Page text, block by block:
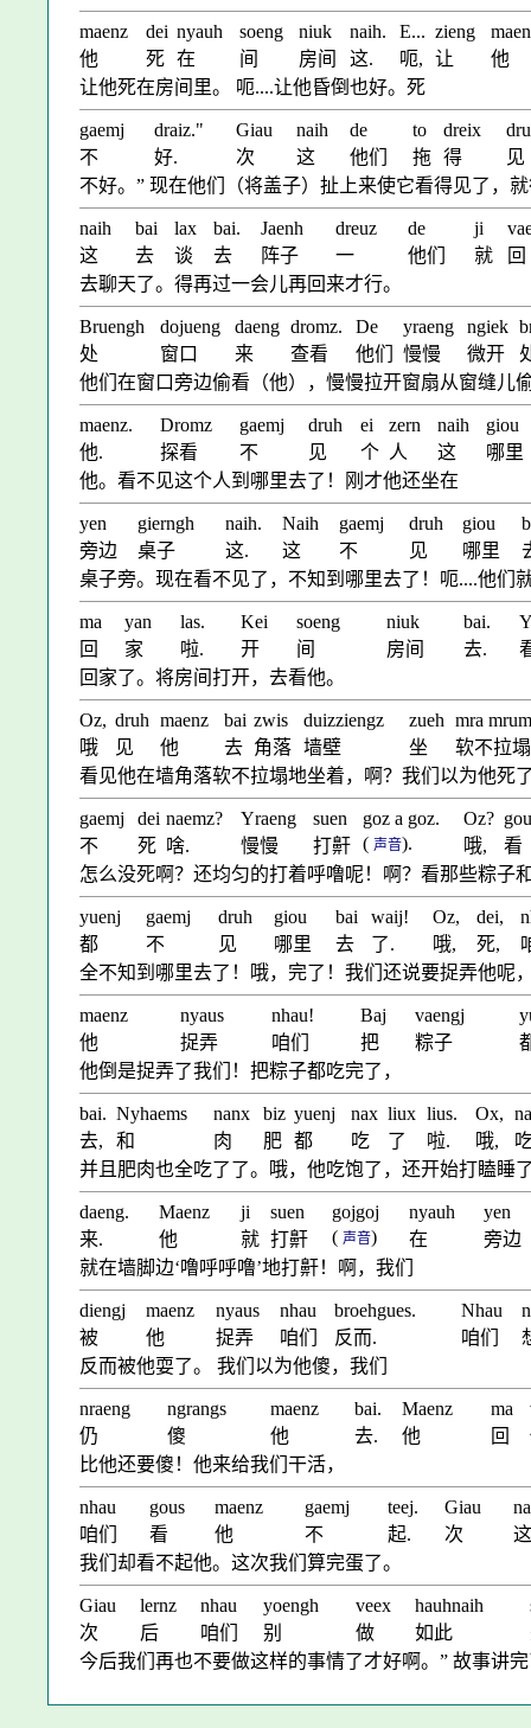
maenz dei nyauh soeng niuk naih. E... zieng
他
死 在 间 房间 这. 呃, 让
他
让他死在房间里。 呃....让他昏倒也好。死
gaemj draiz." Giau naih de to dreix
不
好. 次 这 他们 拖 得
见
不好。” 现在他们（将盖子）扯上来使它看得见了，
naih bai lax bai. Jaenh dreuz de ji
这
去 谈 去 阵子 一 他们 就
回
去聊天了。得再过一会儿再回来才行。
Bruengh dojueng daeng dromz. De yraeng ngiek
处
窗口 来 查看 他们 慢慢 微开
他们在窗口旁边偷看（他），慢慢拉开窗扇从窗缝儿
maenz. Dromz gaemj druh ei zern naih
giou
他.
探看 不 见 个 人 这
哪里
他。看不见这个人到哪里去了！刚才他还坐在
yen gierngh naih. Naih gaemj druh giou
旁边
桌子 这. 这 不 见 哪里
桌子旁。现在看不见了，不知到哪里去了！呃....他们
ma yan las. Kei soeng niuk bai.
回
家 啦. 开 间 房间 去.
回家了。将房间打开，去看他。
Oz, druh maenz bai zwis duizziengz zueh mra
哦
见 他 去 角落 墙壁 坐
软不拉塌
看见他在墙角落软不拉塌地坐着，啊？我们以为他死
gaemj dei naemz? Yraeng suen goz a goz. Oz?
不
死 啥. 慢慢 打鼾 ( 声音). 哦,
看
怎么没死啊？还均匀的打着呼噜呢！啊？看那些粽子
yuenj gaemj druh giou bai waij! Oz, dei,
都
不 见 哪里 去 了. 哦, 死,
全不知到哪里去了！哦，完了！我们还说要捉弄他呢
maenz nyaus nhau! Baj vaengj
他
捉弄 咱们 把 粽子
他倒是捉弄了我们！把粽子都吃完了，
bai. Nyhaems nanx biz yuenj nax liux lius. Ox,
去,
和 肉 肥 都 吃 了 啦. 哦,
并且肥肉也全吃了了。哦，他吃饱了，还开始打瞌睡
daeng. Maenz ji suen gojgoj nyauh
yen
来.
他 就 打鼾 ( 声音) 在
旁边
就在墙脚边‘噜呼呼噜’地打鼾！啊，我们
diengj maenz nyaus nhau broehgues. Nhau
被
他 捉弄 咱们 反而. 咱们
反而被他耍了。 我们以为他傻，我们
nraeng ngrangs maenz bai. Maenz ma
仍
傻 他 去. 他 回
比他还要傻！他来给我们干活，
nhau gous maenz gaemj teej. Giau
咱们
看 他 不 起. 次
这
我们却看不起他。这次我们算完蛋了。
Giau lernz nhau yoengh veex hauhnaih
次
后 咱们 别 做 如此
今后我们再也不要做这样的事情了才好啊。” 故事讲